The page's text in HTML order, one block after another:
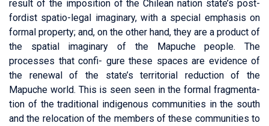
result of the imposition of the Chilean nation state’s post-
fordist spatio-legal imaginary, with a special emphasis on
formal property; and, on the other hand, they are a product of
the spatial imaginary of the Mapuche people. The
processes that confi- gure these spaces are evidence of
the renewal of the state’s territorial reduction of the
Mapuche world. This is seen seen in the formal fragmenta-
tion of the traditional indigenous communities in the south
and the relocation of the members of these communities to